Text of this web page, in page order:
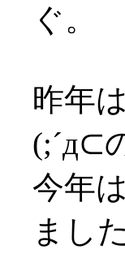
ぐ。
昨年
(;´д⊂
今年
まし